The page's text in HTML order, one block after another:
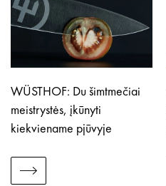
WÜSTHOF: Du šimtmečiai
meistrystės, įkūnyti
kiekviename pjūvyje